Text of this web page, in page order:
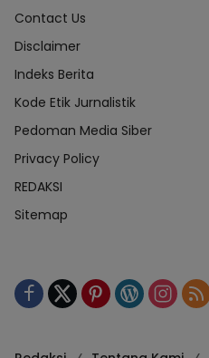
Contact Us
Disclaimer
Indeks Berita
Kode Etik Jurnalistik
Pedoman Media Siber
Privacy Policy
REDAKSI
Sitemap